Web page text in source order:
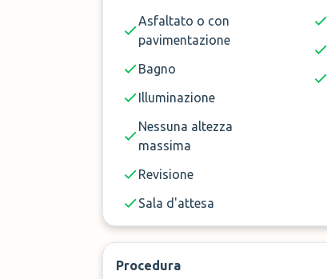
Asfaltato o con
pavimentazione
Bagno
Illuminazione
Nessuna altezza
massima
Revisione
Sala d'attesa
Procedura